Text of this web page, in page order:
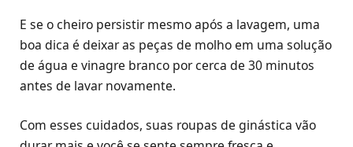
E se o cheiro persistir mesmo após a lavagem, uma
boa dica é deixar as peças de molho em uma solução
de água e vinagre branco por cerca de 30 minutos
antes de lavar novamente.
Com esses cuidados, suas roupas de ginástica vão